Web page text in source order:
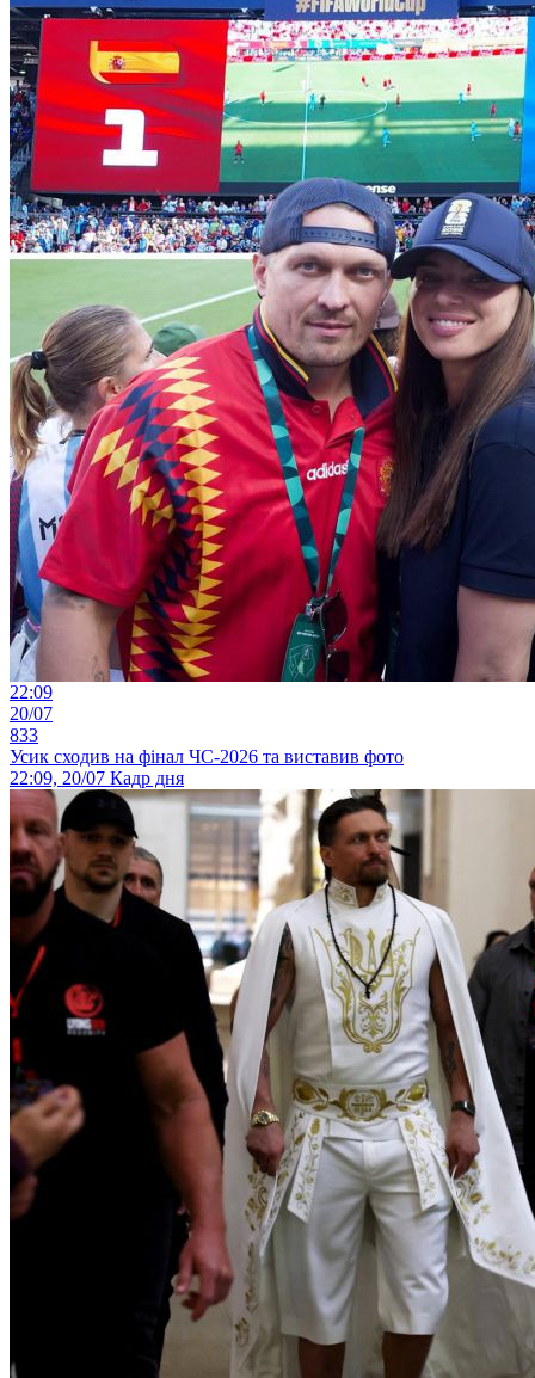
22:09
20/07
833
Усик сходив на фінал ЧС-2026 та виставив фото
22:09, 20/07 Кадр дня